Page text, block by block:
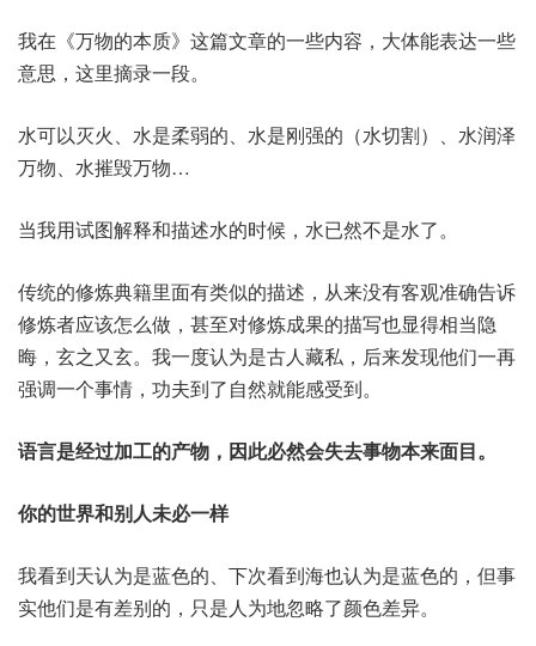
我在《万物的本质》这篇文章的一些内容，大体能表达一些
意思，这里摘录一段。
水可以灭火、水是柔弱的、水是刚强的（水切割）、水润泽
万物、水摧毁万物…
当我用试图解释和描述水的时候，水已然不是水了。
传统的修炼典籍里面有类似的描述，从来没有客观准确告诉
修炼者应该怎么做，甚至对修炼成果的描写也显得相当隐
晦，玄之又玄。我一度认为是古人藏私，后来发现他们一再
强调一个事情，功夫到了自然就能感受到。
语言是经过加工的产物，因此必然会失去事物本来面目。
你的世界和别人未必一样
我看到天认为是蓝色的、下次看到海也认为是蓝色的，但事
实他们是有差别的，只是人为地忽略了颜色差异。